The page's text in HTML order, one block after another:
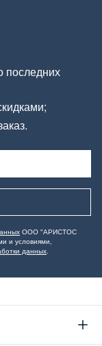
последних
ООО "АРИСТОС
и условиями,
данных.